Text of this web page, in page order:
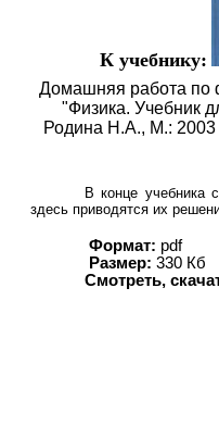
К учебнику:
Домашняя работа по
"Физика. Учебник
Родина Н.А., М.:
В конце учебника
здесь приводятся их
Формат: pdf
Размер: 330 Кб
Смотреть,